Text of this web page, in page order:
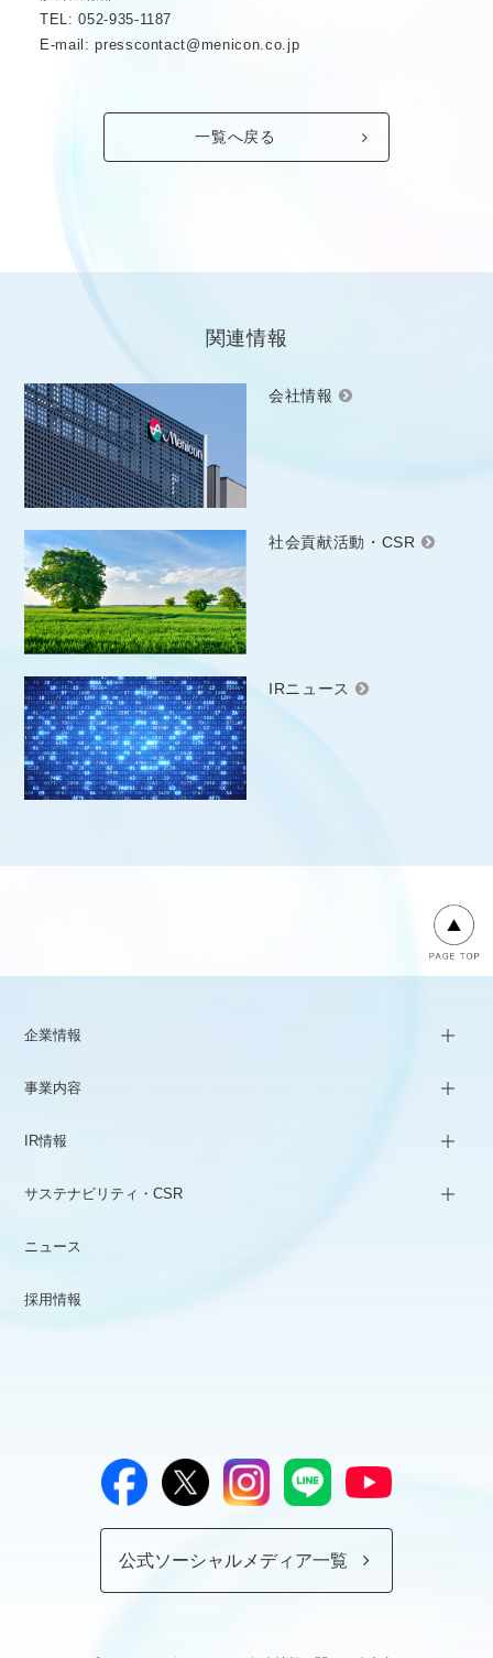
TEL: 052-935-1187
E-mail: presscontact@menicon.co.jp
一覧へ戻る
関連情報
会社情報
社会貢献活動・CSR
IRニュース
企業情報
事業内容
IR情報
サステナビリティ・CSR
ニュース
採用情報
公式ソーシャルメディア一覧